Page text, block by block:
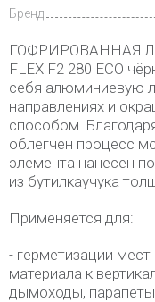
Бренд
ГОФРИРОВАННАЯ
FLEX F2 280 ECO
себя алюминиевую
направлениях и
способом.
облегчен процесс
элемента нанесен
из бутилкаучука
Применяется для:
- герметизации
материала к
дымоходы,